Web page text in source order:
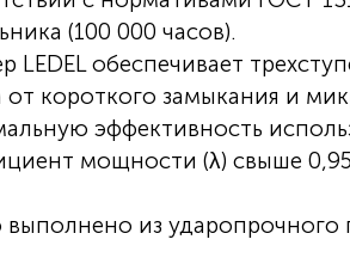
(100 000 часов).
LEDEL обеспечивает
от короткого замыкания и
эффективность
мощности (λ) свыше 0,95
выполнено из ударопрочного